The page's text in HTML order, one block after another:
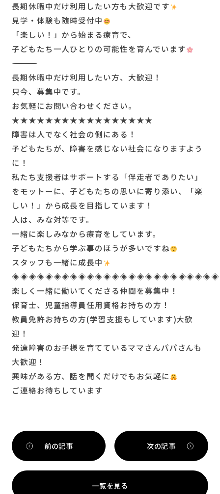
長期休暇中だけ利用したい方も大歓迎です
見学・体験も随時受付中
「楽しい！」から始まる療育で、
子どもたち一人ひとりの可能性を育んでいます
―――――――――――――――――――――――――
長期休暇中だけ利用したい方、大歓迎！
只今、募集中です。
お気軽にお問い合わせください。
★★★★★★★★★★★★★★★★★
障害は人でなく社会の側にある！
子どもたちが、障害を感じない社会になりますよう
に！
私たち支援者はサポートする「伴走者でありたい」
をモットーに、子どもたちの思いに寄り添い、「楽
しい！」から成長を目指しています！
人は、みな対等です。
一緒に楽しみなから療育をしています。
子どもたちから学ぶ事のほうが多いですね
スタッフも一緒に成長中
◈◈◈◈◈◈◈◈◈◈◈◈◈◈◈◈◈◈◈◈◈◈◈◈◈
楽しく一緒に働いてくださる仲間を募集中！
保育士、児童指導員任用資格お持ちの方！
教員免許お持ちの方(学習支援もしています)大歓
迎！
発達障害のお子様を育てているママさんパパさんも
大歓迎！
興味がある方、話を聞くだけでもお気軽に
ご連絡お待ちしています
前の記事
一覧を見る
次の記事